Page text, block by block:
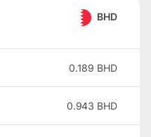
BHD
0.189 BHD
0.943 BHD